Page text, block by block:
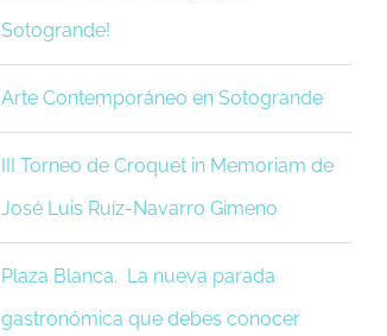
Sotogrande!
Arte Contemporáneo en Sotogrande
III Torneo de Croquet in Memoriam de
José Luis Ruíz-Navarro Gimeno
Plaza Blanca. La nueva parada
gastronómica que debes conocer